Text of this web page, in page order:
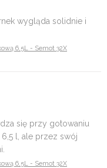
wygląda solidnie i
6,5L - Semot 32X
się przy gotowaniu
l, ale przez swój
6,5L - Semot 32X